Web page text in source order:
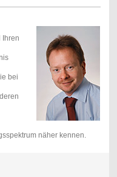
Ihren
bei
näher kennen.